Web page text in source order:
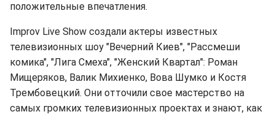
положительные впечатления.
Improv Live Show создали актеры известных
телевизионных шоу "Вечерний Киев", "Рассмеши
комика", "Лига Смеха", "Женский Квартал": Роман
Мищеряков, Валик Михиенко, Вова Шумко и Костя
Трембовецкий. Они отточили свое мастерство на
самых громких телевизионных проектах и знают, как